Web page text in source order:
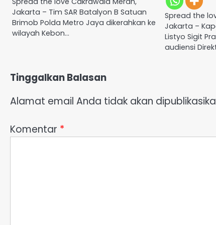
Jakarta – Tim SAR Batalyon B Satuan
Brimob Polda Metro Jaya dikerahkan ke
wilayah Kebon…
Spread the
Jakarta –
Listyo Sigit
audiensi
Tinggalkan Balasan
Alamat email Anda tidak akan
Komentar *